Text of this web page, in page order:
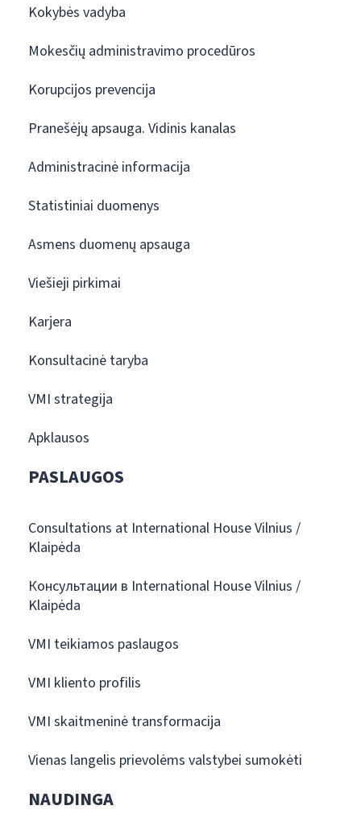
Kokybės vadyba
Mokesčių administravimo procedūros
Korupcijos prevencija
Pranešėjų apsauga. Vidinis kanalas
Administracinė informacija
Statistiniai duomenys
Asmens duomenų apsauga
Viešieji pirkimai
Karjera
Konsultacinė taryba
VMI strategija
Apklausos
PASLAUGOS
Consultations at International House Vilnius /
Klaipėda
Консультации в International House Vilnius /
Klaipėda
VMI teikiamos paslaugos
VMI kliento profilis
VMI skaitmeninė transformacija
Vienas langelis prievolėms valstybei sumokėti
NAUDINGA